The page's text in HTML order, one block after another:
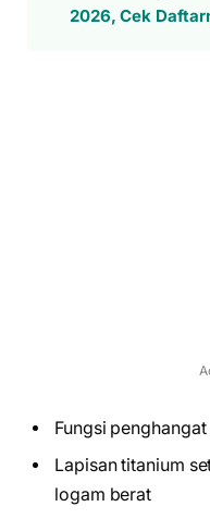
2026, Cek
Fungsi
Lapisan titanium
logam berat